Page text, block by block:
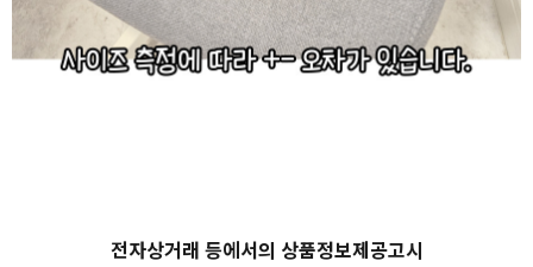
전자상거래 등에서의 상품정보제공고시